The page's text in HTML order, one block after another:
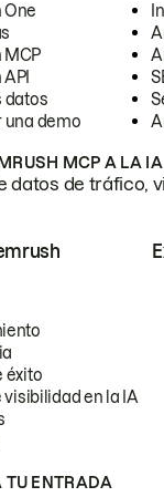
One
MCP
datos
una demo
MCP A LA IA
datos de tráfico,
éxito
visibilidad en la IA
TU ENTRADA